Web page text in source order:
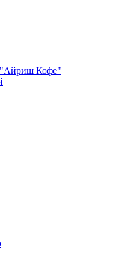
"Айриш Кофе"